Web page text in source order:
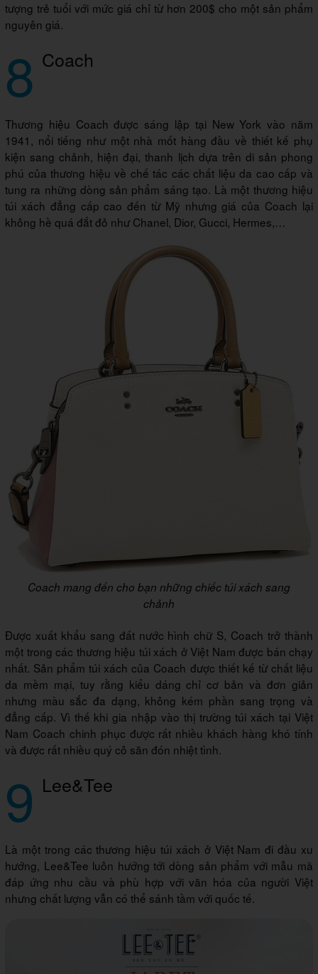
tượng trẻ tuổi với mức giá chỉ từ hơn 200$ cho một sản phẩm
nguyên giá.
8 Coach
Thương hiệu Coach được sáng lập tại New York vào năm
1941, nổi tiếng như một nhà mốt hàng đầu về thiết kế phụ
kiện sang chảnh, hiện đại, thanh lịch dựa trên di sản phong
phú của thương hiệu về chế tác các chất liệu da cao cấp và
tung ra những dòng sản phẩm sáng tạo. Là một thương hiệu
túi xách đẳng cấp cao đến từ Mỹ nhưng giá của Coach lại
không hề quá đắt đỏ như Chanel, Dior, Gucci, Hermes,…
Coach mang đến cho bạn những chiếc túi xách sang
chảnh
Được xuất khẩu sang đất nước hình chữ S, Coach trở thành
một trong các thương hiệu túi xách ở Việt Nam được bán chạy
nhất. Sản phẩm túi xách của Coach được thiết kế từ chất liệu
da mềm mại, tuy rằng kiểu dáng chỉ cơ bản và đơn giản
nhưng màu sắc đa dạng, không kém phần sang trọng và
đẳng cấp. Vì thế khi gia nhập vào thị trường túi xách tại Việt
Nam Coach chinh phục được rất nhiều khách hàng khó tính
và được rất nhiều quý cô săn đón nhiệt tình.
9 Lee&Tee
Là một trong các thương hiệu túi xách ở Việt Nam đi đầu xu
hướng, Lee&Tee luôn hướng tới dòng sản phẩm với mẫu mã
đáp ứng nhu cầu và phù hợp với văn hóa của người Việt
nhưng chất lượng vẫn có thể sánh tầm với quốc tế.